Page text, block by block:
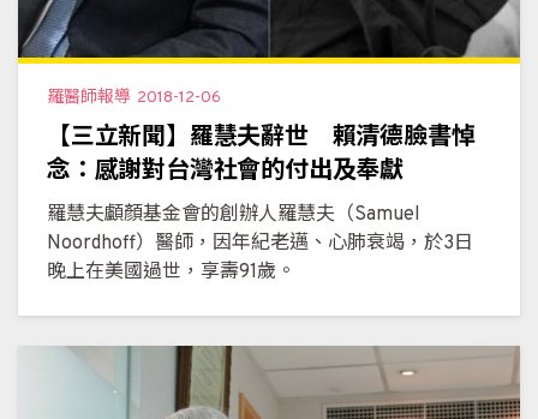
羅醫師報導 2018-12-06
【三立新聞】羅慧夫辭世 賴清德臉書悼
念：感謝對台灣社會的付出及奉獻
羅慧夫顱顏基金會的創辦人羅慧夫（Samuel
Noordhoff）醫師，因年紀老邁、心肺衰竭，於3日
晚上在美國過世，享壽91歲。